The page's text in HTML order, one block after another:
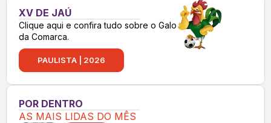
XV DE JAÚ
Clique aqui e confira tudo sobre o Galo
da Comarca.
PAULISTA | 2026
POR DENTRO
AS MAIS LIDAS DO MÊS